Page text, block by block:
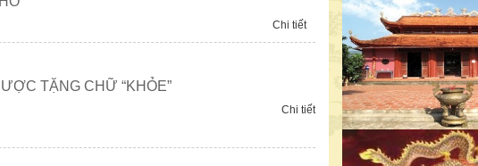
Chi tiết
TẶNG CHỮ “KHỎE”
Chi tiết